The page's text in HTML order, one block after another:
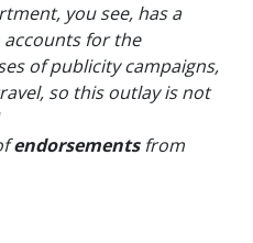
you see, has a
for the
of publicity campaigns,
so this outlay is not
endorsementsfrom